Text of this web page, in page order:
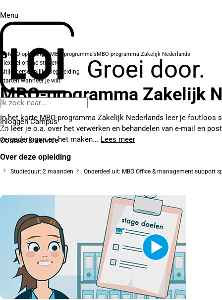
Menu
Groei door.
Inloggen Campus
Contact& service
MBO-opleidingenMBO-programma'sMBO-programma Zakelijk Nederlands
Flexibel online studeren
Altijd persoonlijke begeleiding
Starten wanneer je wilt
MBO-programma Zakelijk
In het korte MBO-programma Zakelijk Nederlands leer je foutloos
Zo leer je o.a. over het verwerken en behandelen van e-mail en
vergaderingen en het maken... Lees meer
Over deze opleiding
Studieduur: 2 maanden Onderdeel uit: MBO Office & management support